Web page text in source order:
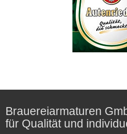
Brauereiarmaturen
für Qualität und